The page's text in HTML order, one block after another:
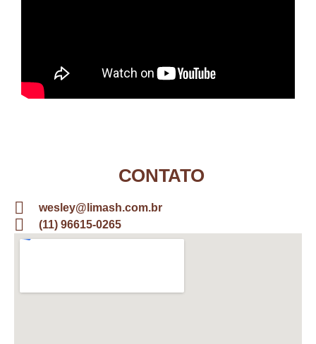
CONTATO
wesley@limash.com.br
(11) 96615-0265